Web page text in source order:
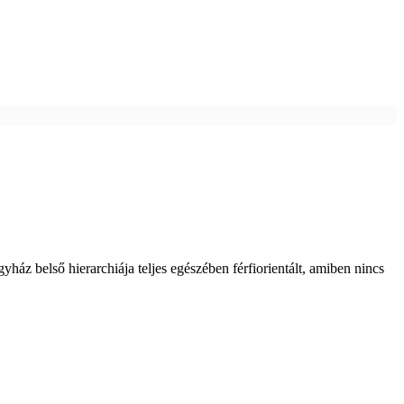
belső hierarchiája teljes egészében férfiorientált, amiben nincs